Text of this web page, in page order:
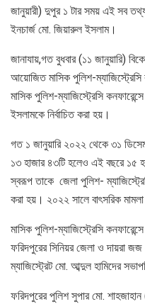
জানুয়ারী) দুপুর ১ টার সময় এই সব তথ্য
ইনচার্জ মো. জিয়ারুল ইসলাম।
জানাযায়,গত বুধবার (১১ জানুয়ারি)
আয়োজিত মাসিক পুলিশ-
মাসিক পুলিশ-ম্যাজিস্ট্রেসি
ইসলামকে নির্বাচিত করা হয়।
গত ১ জানুয়ারি ২০২২ থেকে ৩১
১৩ হাজার ৪৩টি হলেও এই বছরে ১৫
স্বরূপ তাকে জেলা পুলিশ-
করা হয়। ২০২২ সালে বাৎসরিক
মাসিক পুলিশ-ম্যাজিস্ট্রেসি
ফরিদপুরের সিনিয়র জেলা ও দায়রা
ম্যাজিস্ট্রেট মো. আব্দুল হামিদের
ফরিদপুরের পুলিশ সুপার মো. শাহজাহান